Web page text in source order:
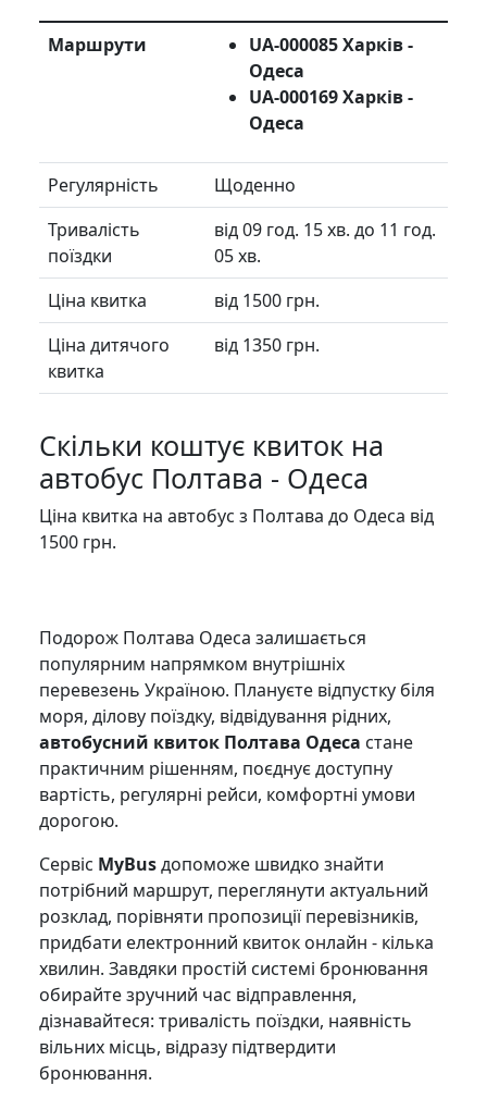
Маршрути
UA-000085 Харків -
Одеса
UA-000169 Харків -
Одеса
Регулярність
Щоденно
Тривалість
поїздки
від 09 год. 15 хв. до 11 год.
05 хв.
Ціна квитка
від 1500 грн.
Ціна дитячого
квитка
від 1350 грн.
Скільки коштує квиток на
автобус Полтава - Одеса
Ціна квитка на автобус з Полтава до Одеса від
1500 грн.
Подорож Полтава Одеса залишається
популярним напрямком внутрішніх
перевезень Україною. Плануєте відпустку біля
моря, ділову поїздку, відвідування рідних,
автобусний квиток Полтава Одеса стане
практичним рішенням, поєднує доступну
вартість, регулярні рейси, комфортні умови
дорогою.
Сервіс MyBusдопоможе швидко знайти
потрібний маршрут, переглянути актуальний
розклад, порівняти пропозиції перевізників,
придбати електронний квиток онлайн - кілька
хвилин. Завдяки простій системі бронювання
обирайте зручний час відправлення,
дізнавайтеся: тривалість поїздки, наявність
вільних місць, відразу підтвердити
бронювання.